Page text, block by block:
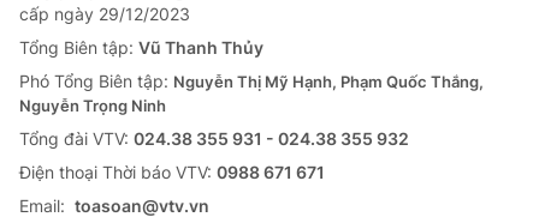
cấp ngày 29/12/2023
Tổng Biên tập: Vũ Thanh Thủy
Phó Tổng Biên tập: Nguyễn Thị Mỹ Hạnh, Phạm Quốc Thắng,
Nguyễn Trọng Ninh
Tổng đài VTV: 024.38 355 931 - 024.38 355 932
Ðiện thoại Thời báo VTV: 0988 671 671
Email: toasoan@vtv.vn